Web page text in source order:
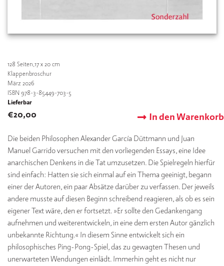
128 Seiten,17 x 20 cm
Klappenbroschur
März 2026
ISBN 978-3-85449-703-5
Lieferbar
€20,00 In den Warenkorb
Die beiden Philosophen Alexander García Düttmann und Juan
Manuel Garrido versuchen mit den vorliegenden Essays, eine Idee
anarchischen Denkens in die Tat umzusetzen. Die Spielregeln hierfür
sind einfach: Hatten sie sich einmal auf ein Thema geeinigt, begann
einer der Autoren, ein paar Absätze darüber zu verfassen. Der jeweils
andere musste auf diesen Beginn schreibend reagieren, als ob es sein
eigener Text wäre, den er fortsetzt. »Er sollte den Gedankengang
aufnehmen und weiterentwickeln, in eine dem ersten Autor gänzlich
unbekannte Richtung.« In diesem Sinne entwickelt sich ein
philosophisches Ping-Pong-Spiel, das zu gewagten Thesen und
unerwarteten Wendungen einlädt. Immerhin geht es nicht nur